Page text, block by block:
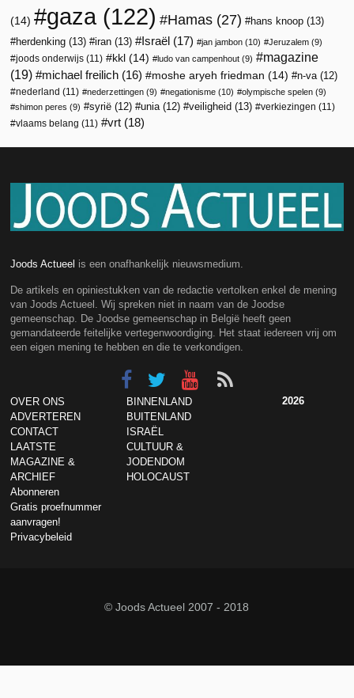
(14) gaza(122) Hamas (27) hans knoop (13)
herdenking (13) iran (13) Israël (17) jan jambon (10) Jeruzalem (9)
joods onderwijs (11) kkl (14) ludo van campenhout (9)
magazine
(19)
michael freilich (16) moshe aryeh friedman (14) n-va(12)
nederland (11) nederzettingen (9) negationisme (10) olympische spelen (9)
shimon peres (9) syrië (12) unia(12) veiligheid (13) verkiezingen (11)
vlaams belang (11) vrt (18)
Joods Actueel is een onafhankelijk nieuwsmedium.
De artikels en opiniestukken van de redactie vertolken enkel de mening
van Joods Actueel. Wij spreken niet in naam van de Joodse
gemeenschap. De Joodse gemeenschap in België heeft geen
gemandateerde feitelijke vertegenwoordiging. Het staat iedereen vrij om
een eigen mening te hebben en die te verkondigen.
OVER ONS
ADVERTEREN
CONTACT
LAATSTE
MAGAZINE &
ARCHIEF
Abonneren
Gratis proefnummer
aanvragen!
Privacybeleid
BINNENLAND
BUITENLAND
ISRAËL
CULTUUR &
JODENDOM
HOLOCAUST
2026
© Joods Actueel 2007 - 2018